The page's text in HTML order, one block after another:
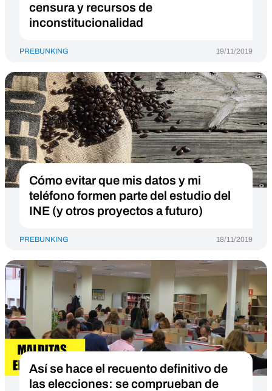
censura y recursos de
inconstitucionalidad
PREBUNKING 19/11/2019
Cómo evitar que mis datos y mi
teléfono formen parte del estudio del
INE (y otros proyectos a futuro)
PREBUNKING 18/11/2019
Así se hace el recuento definitivo de
las elecciones: se comprueban de